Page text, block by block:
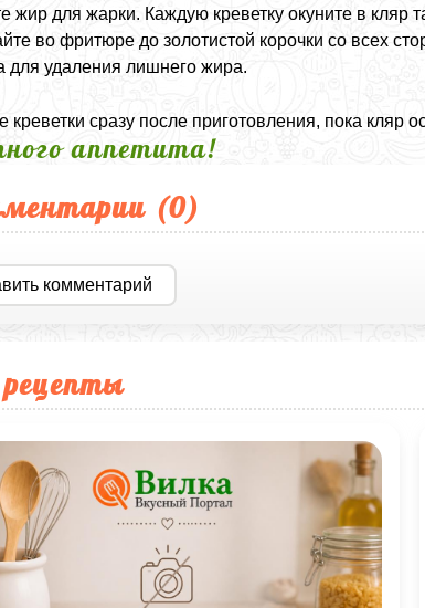
жир для жарки. Каждую креветку окуните в кляр
во фритюре до золотистой корочки со всех
для удаления лишнего жира.
креветки сразу после приготовления, пока кляр
аппетита!
(0)
комментарий